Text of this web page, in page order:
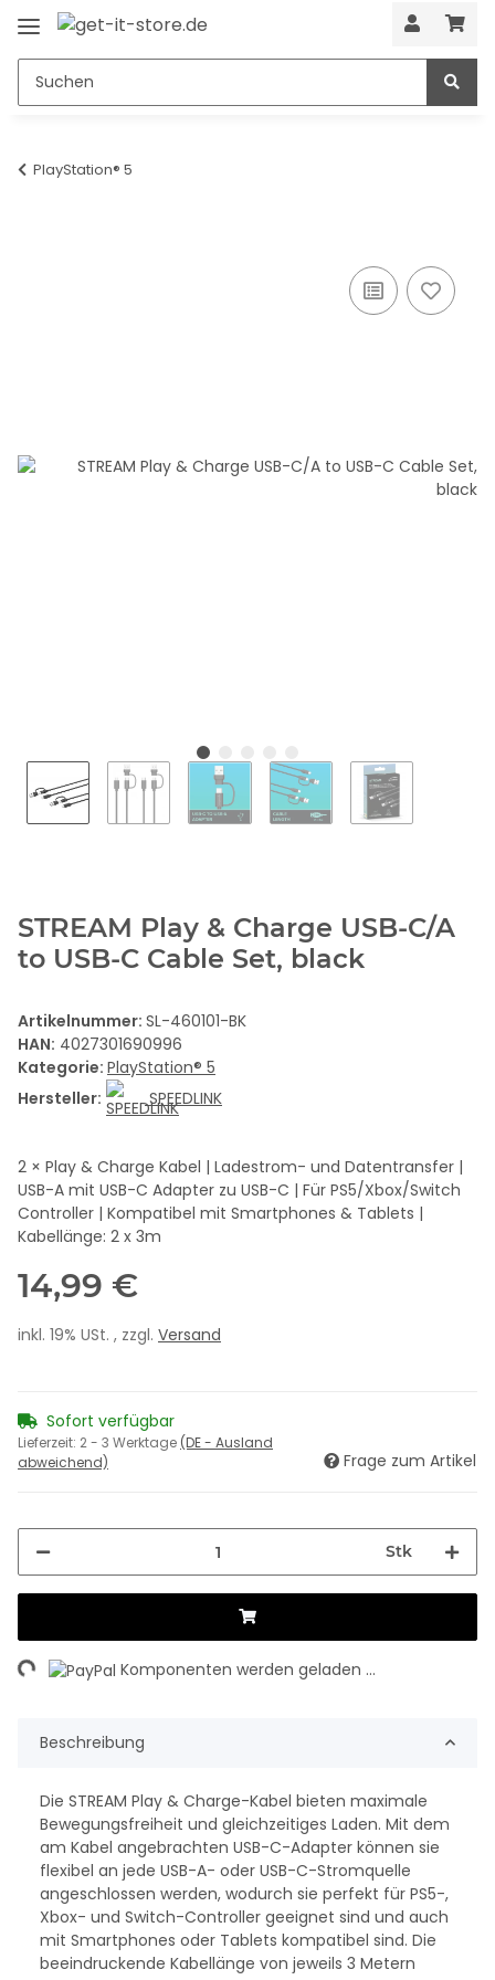
PlayStation® 5
STREAM Play & Charge USB-C/A
to USB-C Cable Set, black
Artikelnummer: SL-460101-BK
HAN: 4027301690996
Kategorie: PlayStation® 5
Hersteller:
SPEEDLINK
2 × Play & Charge Kabel | Ladestrom- und Datentransfer |
USB-A mit USB-C Adapter zu USB-C | Für PS5/Xbox/Switch
Controller | Kompatibel mit Smartphones & Tablets |
Kabellänge: 2 x 3m
14,99 €
inkl. 19% USt. , zzgl. Versand
Sofort verfügbar
Lieferzeit: 2 - 3 Werktage (DE - Ausland
abweichend)
Frage zum Artikel
Stk
Komponenten werden geladen ...
Beschreibung
Die STREAM Play & Charge-Kabel bieten maximale
Bewegungsfreiheit und gleichzeitiges Laden. Mit dem
am Kabel angebrachten USB-C-Adapter können sie
flexibel an jede USB-A- oder USB-C-Stromquelle
angeschlossen werden, wodurch sie perfekt für PS5-,
Xbox- und Switch-Controller geeignet sind und auch
mit Smartphones oder Tablets kompatibel sind. Die
beeindruckende Kabellänge von jeweils 3 Metern